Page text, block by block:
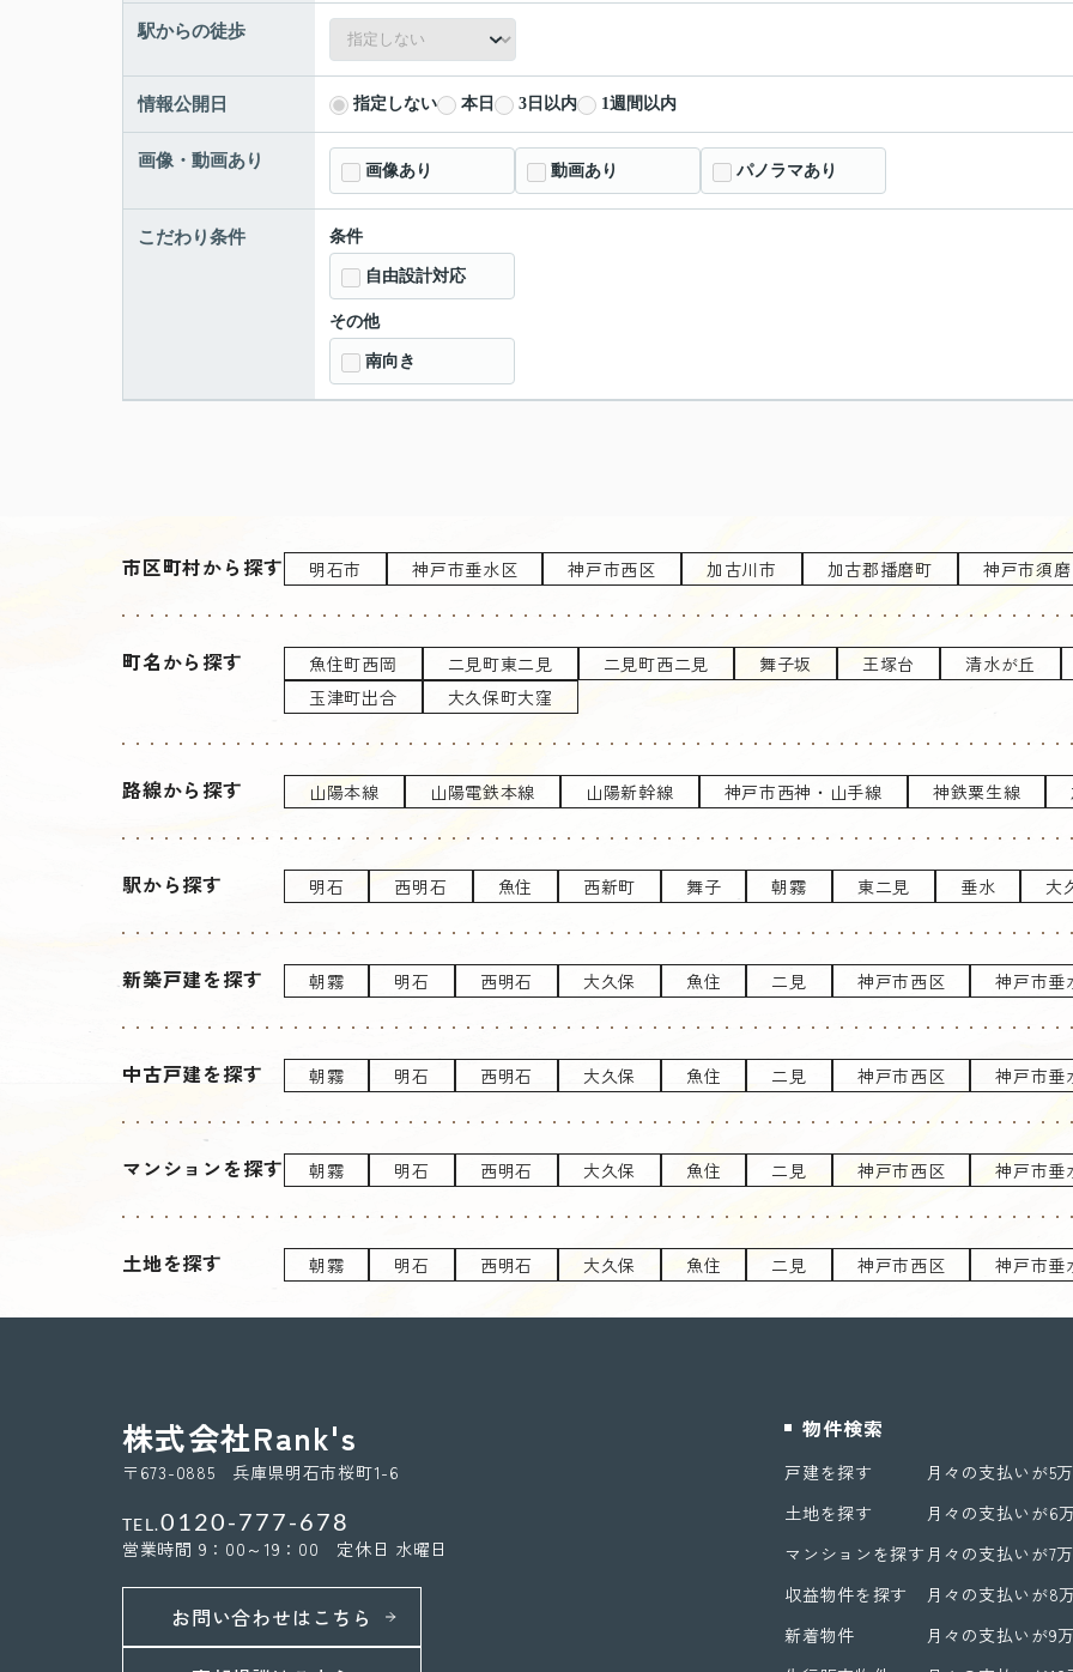
駅からの徒歩
情報公開日 指定しない 本日 3日以内 1週間以内
画像・動画あり
画像あり 動画あり パノラマあり
こだわり条件 条件
自由設計対応
その他
南向き
市区町村から探す 明石市 神戸市垂水区 神戸市西区 加古川市 加古郡播磨町 神戸市須
町名から探す 魚住町西岡 二見町東二見 二見町西二見 舞子坂 王塚台
清水が丘
玉津町出合
大久保町大窪
路線から探す 山陽本線 山陽電鉄本線 山陽新幹線 神戸市西神・山手線 神鉄粟生線
駅から探す 明石 西明石 魚住 西新町 舞子 朝霧 東二見 垂水 大
新築戸建を探す 朝霧 明石 西明石 大久保 魚住 二見 神戸市西区 神戸市垂
中古戸建を探す 朝霧 明石 西明石 大久保 魚住 二見 神戸市西区 神戸市垂
マンションを探す 朝霧 明石 西明石 大久保 魚住 二見 神戸市西区 神戸市垂
土地を探す 朝霧 明石 西明石 大久保 魚住 二見 神戸市西区 神戸市垂
株式会社Rank's
〒673-0885 兵庫県明石市桜町1-6
TEL.0120-777-678
営業時間 9：00～19：00 定休日 水曜日
お問い合わせはこちら
物件検索
戸建を探す
土地を探す
マンションを探す
収益物件を探す
新着物件
月々の支払いが5
月々の支払いが6
月々の支払いが7
月々の支払いが8
月々の支払いが9